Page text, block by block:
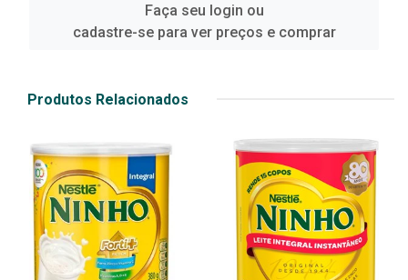
Faça seu login ou
cadastre-se para ver preços e comprar
Produtos Relacionados